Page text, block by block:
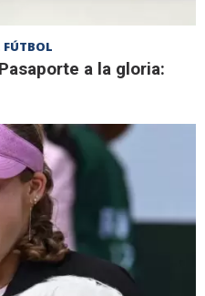
FÚTBOL
a la gloria: